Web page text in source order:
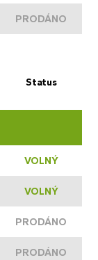
PRODÁNO
Status
VOLNÝ
VOLNÝ
PRODÁNO
PRODÁNO